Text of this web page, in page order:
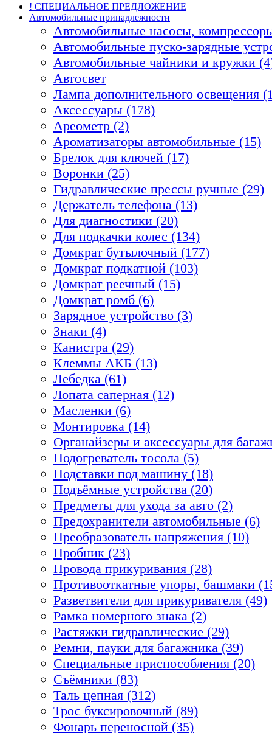
! СПЕЦИАЛЬНОЕ ПРЕДЛОЖЕНИЕ
Автомобильные принадлежности
Автомобильные насосы,
Автомобильные пуско-зарядные
Автомобильные чайники и кружки
Автосвет
Лампа дополнительного освещения
Аксессуары (178)
Ареометр (2)
Ароматизаторы автомобильные (15)
Брелок для ключей (17)
Воронки (25)
Гидравлические прессы ручные (29)
Держатель телефона (13)
Для диагностики (20)
Для подкачки колес (134)
Домкрат бутылочный (177)
Домкрат подкатной (103)
Домкрат реечный (15)
Домкрат ромб (6)
Зарядное устройство (3)
Знаки (4)
Канистра (29)
Клеммы АКБ (13)
Лебедка (61)
Лопата саперная (12)
Масленки (6)
Монтировка (14)
Органайзеры и аксессуары для
Подогреватель тосола (5)
Подставки под машину (18)
Подъёмные устройства (20)
Предметы для ухода за авто (2)
Предохранители автомобильные (6)
Преобразователь напряжения (10)
Пробник (23)
Провода прикуривания (28)
Противооткатные упоры, башмаки
Разветвители для прикуривателя (49)
Рамка номерного знака (2)
Растяжки гидравлические (29)
Ремни, пауки для багажника (39)
Специальные приспособления (20)
Съёмники (83)
Таль цепная (312)
Трос буксировочный (89)
Фонарь переносной (35)